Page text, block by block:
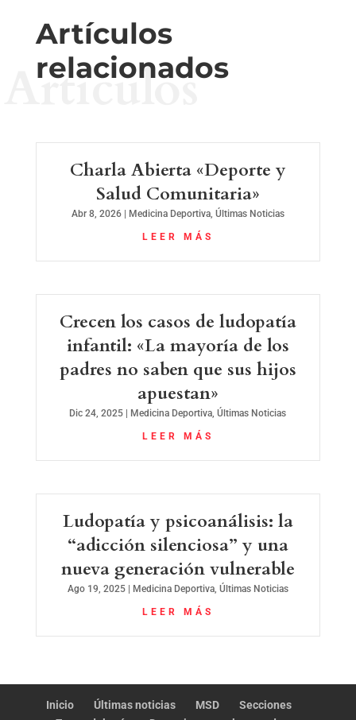
Artículos
relacionados
Artículos
Charla Abierta «Deporte y
Salud Comunitaria»
Abr 8, 2026| Medicina Deportiva, Últimas Noticias
LEER MÁS
Crecen los casos de ludopatía
infantil: «La mayoría de los
padres no saben que sus hijos
apuestan»
Dic 24, 2025 Medicina Deportiva,Últimas Noticias
LEER MÁS
Ludopatía y psicoanálisis: la
“adicción silenciosa” y una
nueva generación vulnerable
Ago 19, 2025| Medicina Deportiva, Últimas Noticias
LEER MÁS
Inicio Últimas noticias MSD
Secciones